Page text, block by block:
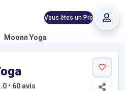
Vous êtes un Pro
Moonn Yoga
• 60avis